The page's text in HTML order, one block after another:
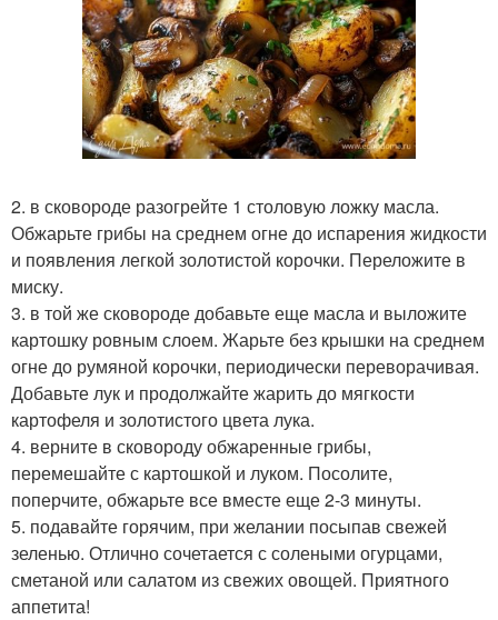
2. в сковороде разогрейте 1 столовую ложку масла.
Обжарьте грибы на среднем огне до испарения жидкости
и появления легкой золотистой корочки. Переложите в
миску.
3. в той же сковороде добавьте еще масла и выложите
картошку ровным слоем. Жарьте без крышки на среднем
огне до румяной корочки, периодически переворачивая.
Добавьте лук и продолжайте жарить до мягкости
картофеля и золотистого цвета лука.
4. верните в сковороду обжаренные грибы,
перемешайте с картошкой и луком. Посолите,
поперчите, обжарьте все вместе еще 2-3 минуты.
5. подавайте горячим, при желании посыпав свежей
зеленью. Отлично сочетается с солеными огурцами,
сметаной или салатом из свежих овощей. Приятного
аппетита!